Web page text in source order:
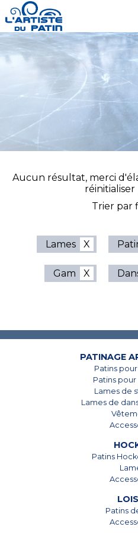
Nous
7825, Boul.
J4Y
450
Aucun résultat, merci
Trier par
Lames
Gam
PATINAGE
Patins
Patins
Lames de
Lames de
Patins
Patins
Nous
7825, Boul.
J4Y
450